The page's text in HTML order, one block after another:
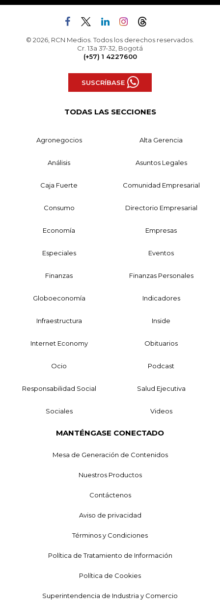
© 2026, RCN Medios. Todos los derechos reservados.
Cr. 13a 37-32, Bogotá
(+57) 1 4227600
SUSCRÍBASE
TODAS LAS SECCIONES
Agronegocios Alta Gerencia
Análisis Asuntos Legales
Caja Fuerte Comunidad Empresarial
Consumo Directorio Empresarial
Economía Empresas
Especiales Eventos
Finanzas Finanzas Personales
Globoeconomía Indicadores
Infraestructura Inside
Internet Economy Obituarios
Ocio Podcast
Responsabilidad Social Salud Ejecutiva
Sociales Videos
MANTÉNGASE CONECTADO
Mesa de Generación de Contenidos
Nuestros Productos
Contáctenos
Aviso de privacidad
Términos y Condiciones
Política de Tratamiento de Información
Política de Cookies
Superintendencia de Industria y Comercio